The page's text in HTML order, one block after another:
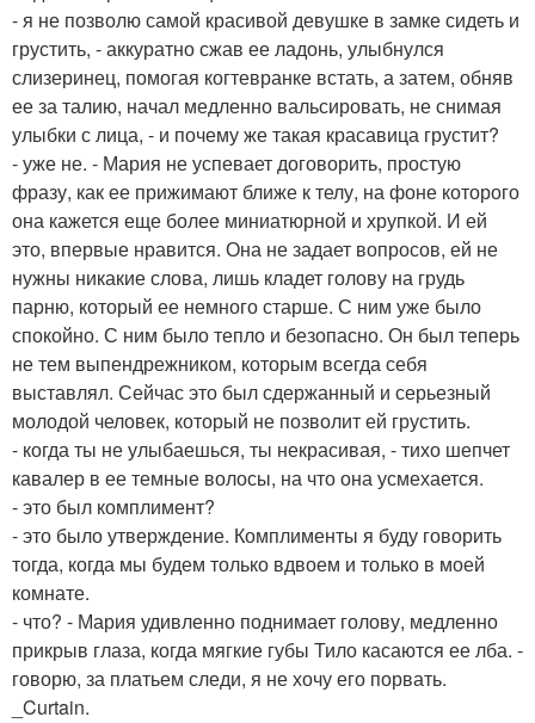
- я не позволю самой красивой девушке в замке сидеть и
грустить, - аккуратно сжав ее ладонь, улыбнулся
слизеринец, помогая когтевранке встать, а затем, обняв
ее за талию, начал медленно вальсировать, не снимая
улыбки с лица, - и почему же такая красавица грустит?
- уже не. - Мария не успевает договорить, простую
фразу, как ее прижимают ближе к телу, на фоне которого
она кажется еще более миниатюрной и хрупкой. И ей
это, впервые нравится. Она не задает вопросов, ей не
нужны никакие слова, лишь кладет голову на грудь
парню, который ее немного старше. С ним уже было
спокойно. С ним было тепло и безопасно. Он был теперь
не тем выпендрежником, которым всегда себя
выставлял. Сейчас это был сдержанный и серьезный
молодой человек, который не позволит ей грустить.
- когда ты не улыбаешься, ты некрасивая, - тихо шепчет
кавалер в ее темные волосы, на что она усмехается.
- это был комплимент?
- это было утверждение. Комплименты я буду говорить
тогда, когда мы будем только вдвоем и только в моей
комнате.
- что? - Мария удивленно поднимает голову, медленно
прикрыв глаза, когда мягкие губы Тило касаются ее лба. -
говорю, за платьем следи, я не хочу его порвать.
_Curtain.